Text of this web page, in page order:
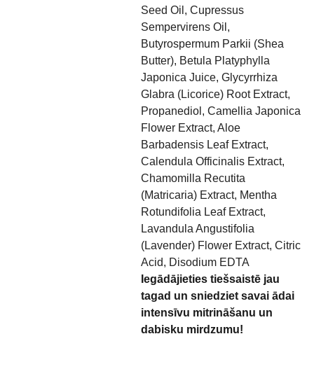
Seed Oil, Cupressus
Sempervirens Oil,
Butyrospermum Parkii (Shea
Butter), Betula Platyphylla
Japonica Juice, Glycyrrhiza
Glabra (Licorice) Root Extract,
Propanediol, Camellia Japonica
Flower Extract, Aloe
Barbadensis Leaf Extract,
Calendula Officinalis Extract,
Chamomilla Recutita
(Matricaria) Extract, Mentha
Rotundifolia Leaf Extract,
Lavandula Angustifolia
(Lavender) Flower Extract, Citric
Acid, Disodium EDTA
Iegādājieties tiešsaistē jau
tagad un sniedziet savai ādai
intensīvu mitrināšanu un
dabisku mirdzumu!